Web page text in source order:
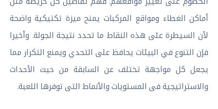
أماكن الغطاء ومواقع المركبات يمنح ميزة تكتيكية واضحة
لأن السيطرة على هذه النقاط ما تحدد نتيجة الجولة. وأخيرا
فإن التنوع في البيئات يحافظ على التحدي ويمنع التكرار مما
يجعل كل مواجهة تختلف عن السابقة من حيث الأحداث
والاستراتيجية فى المستويات والأنماط التى توفرها اللعبة.